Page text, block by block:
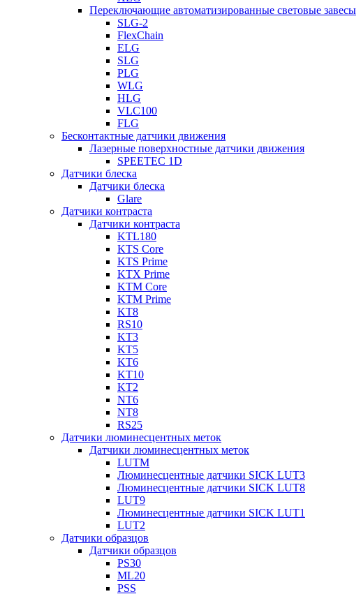
Переключающие автоматизированные световые завесы
SLG-2
FlexChain
ELG
SLG
PLG
WLG
HLG
VLC100
FLG
Бесконтактные датчики движения
Лазерные поверхностные датчики движения
SPEETEC 1D
Датчики блеска
Датчики блеска
Glare
Датчики контраста
Датчики контраста
KTL180
KTS Core
KTS Prime
KTX Prime
KTM Core
KTM Prime
KT8
RS10
KT3
KT5
KT6
KT10
KT2
NT6
NT8
RS25
Датчики люминесцентных меток
Датчики люминесцентных меток
LUTM
Люминесцентные датчики SICK LUT3
Люминесцентные датчики SICK LUT8
LUT9
Люминесцентные датчики SICK LUT1
LUT2
Датчики образцов
Датчики образцов
PS30
ML20
PSS